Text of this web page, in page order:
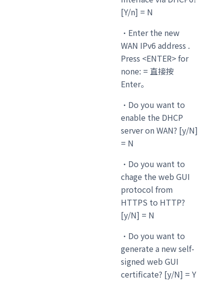
[Y/n] = N
・Enter the new
WAN IPv6 address .
Press <ENTER> for
none: = 直接按
Enter。
・Do you want to
enable the DHCP
server on WAN? [y/N]
= N
・Do you want to
chage the web GUI
protocol from
HTTPS to HTTP?
[y/N] = N
・Do you want to
generate a new self-
signed web GUI
certificate? [y/N] = Y